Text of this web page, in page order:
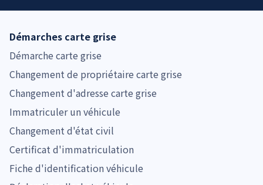
Démarches carte grise
Démarche carte grise
Changement de propriétaire carte grise
Changement d'adresse carte grise
Immatriculer un véhicule
Changement d'état civil
Certificat d'immatriculation
Fiche d'identification véhicule